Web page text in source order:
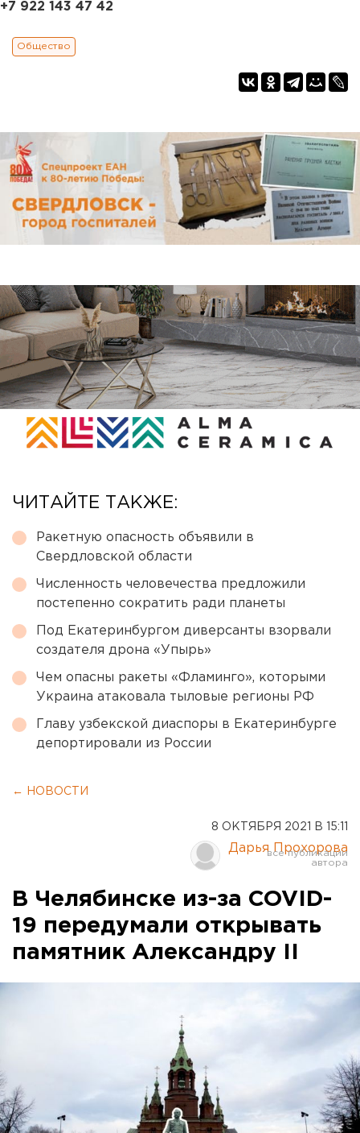
+7 922 143 47 42
Общество
ЧИТАЙТЕ ТАКЖЕ:
Ракетную опасность объявили в
Свердловской области
Численность человечества предложили
постепенно сократить ради планеты
Под Екатеринбургом диверсанты взорвали
создателя дрона «Упырь»
Чем опасны ракеты «Фламинго», которыми
Украина атаковала тыловые регионы РФ
Главу узбекской диаспоры в Екатеринбурге
депортировали из России
← НОВОСТИ
8 ОКТЯБРЯ 2021 В 15:11
Дарья Прохорова
В Челябинске из-за COVID-
19 передумали открывать
памятник Александру II